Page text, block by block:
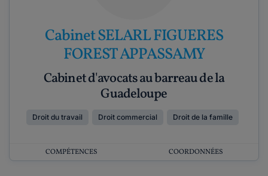
Cabinet SELARL FIGUERES
FOREST APPASSAMY
Cabinet d'avocats au barreau de la
Guadeloupe
Droit du travail Droit commercial Droit de la famille
COMPÉTENCES COORDONNÉES